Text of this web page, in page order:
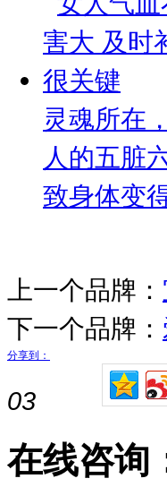
灵魂所在
人的五脏
致身体变
上一个品牌：
下一个品牌：
分享到：
03
在线咨询